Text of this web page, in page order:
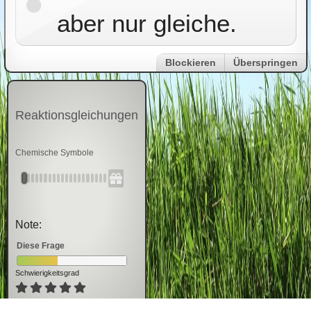
aber nur gleiche.
Blockieren Überspringen
Reaktionsgleichungen
Chemische Symbole
Note:
Diese Frage
Schwierigkeitsgrad
63Bewertungen